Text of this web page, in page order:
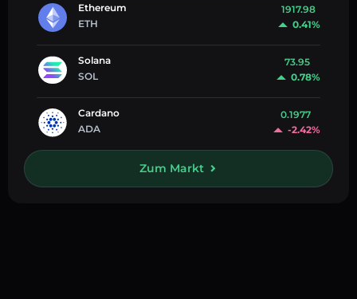
Ethereum
ETH
1917.98
0.41%
Solana
SOL
73.95
0.78%
Cardano
ADA
0.1977
-2.42%
Zum Markt